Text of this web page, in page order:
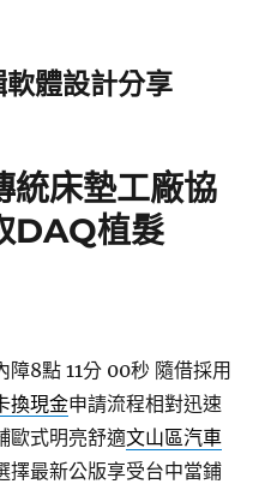
體設計分享
統床墊工廠協
DAQ植髮
障8點 11分 00秒 隨借採用
換現金申請流程相對迅速
歐式明亮舒適文山區汽車
擇最新公版享受台中當鋪